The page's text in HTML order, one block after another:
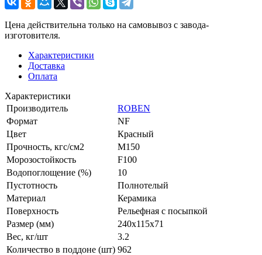
Цена действительна только на самовывоз с завода-
изготовителя.
Характеристики
Доставка
Оплата
Характеристики
Производитель
ROBEN
Формат
NF
Цвет
Красный
Прочность, кгс/см2
M150
Морозостойкость
F100
Водопоглощение (%)
10
Пустотность
Полнотелый
Материал
Керамика
Поверхность
Рельефная с посыпкой
Размер (мм)
240x115x71
Вес, кг/шт
3.2
Количество в поддоне (шт) 962